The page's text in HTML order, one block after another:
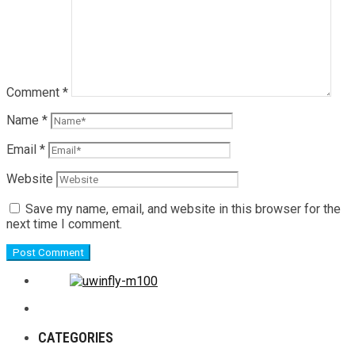
Comment *
Name *
Email *
Website
Save my name, email, and website in this browser for the
next time I comment.
CATEGORIES